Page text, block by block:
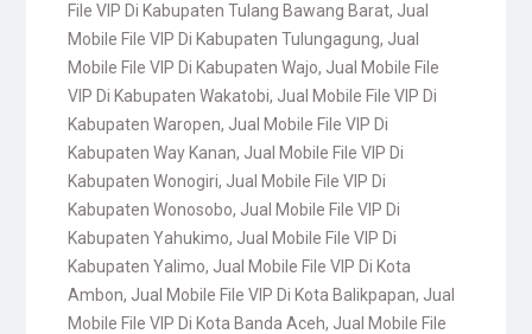
File VIP Di Kabupaten Tulang Bawang Barat, Jual
Mobile File VIP Di Kabupaten Tulungagung, Jual
Mobile File VIP Di Kabupaten Wajo, Jual Mobile File
VIP Di Kabupaten Wakatobi, Jual Mobile File VIP Di
Kabupaten Waropen, Jual Mobile File VIP Di
Kabupaten Way Kanan, Jual Mobile File VIP Di
Kabupaten Wonogiri, Jual Mobile File VIP Di
Kabupaten Wonosobo, Jual Mobile File VIP Di
Kabupaten Yahukimo, Jual Mobile File VIP Di
Kabupaten Yalimo, Jual Mobile File VIP Di Kota
Ambon, Jual Mobile File VIP Di Kota Balikpapan, Jual
Mobile File VIP Di Kota Banda Aceh, Jual Mobile File